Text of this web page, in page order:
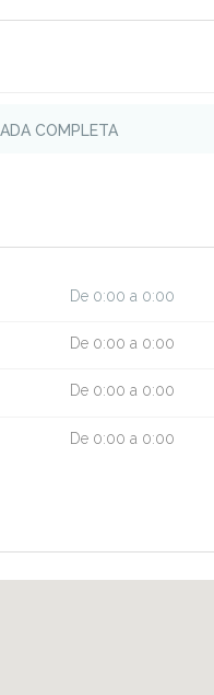
COMPLETA
De 0:00 a 0:00
De 0:00 a 0:00
De 0:00 a 0:00
De 0:00 a 0:00